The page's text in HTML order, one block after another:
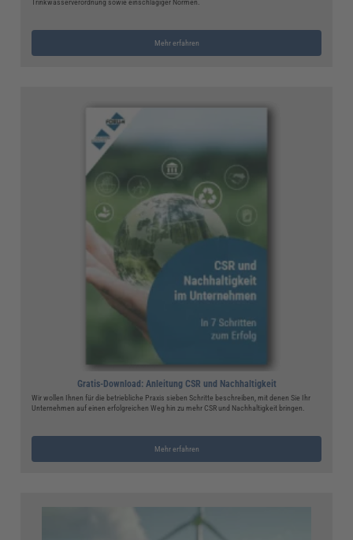
Mehr erfahren
Gratis-Download: Anleitung CSR und Nachhaltigkeit
Wir wollen Ihnen für die betriebliche Praxis sieben Schritte beschreiben, mit denen Sie Ihr
Unternehmen auf einen erfolgreichen Weg hin zu mehr CSR und Nachhaltigkeit bringen.
Mehr erfahren